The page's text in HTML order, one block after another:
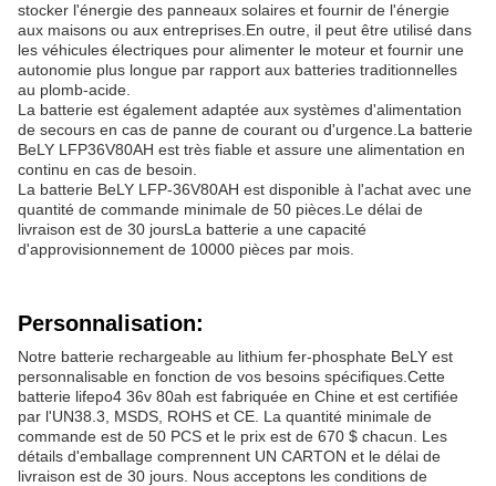
stocker l'énergie des panneaux solaires et fournir de l'énergie
aux maisons ou aux entreprises.En outre, il peut être utilisé dans
les véhicules électriques pour alimenter le moteur et fournir une
autonomie plus longue par rapport aux batteries traditionnelles
au plomb-acide.
La batterie est également adaptée aux systèmes d'alimentation
de secours en cas de panne de courant ou d'urgence.La batterie
BeLY LFP36V80AH est très fiable et assure une alimentation en
continu en cas de besoin.
La batterie BeLY LFP-36V80AH est disponible à l'achat avec une
quantité de commande minimale de 50 pièces.Le délai de
livraison est de 30 joursLa batterie a une capacité
d'approvisionnement de 10000 pièces par mois.
Personnalisation:
Notre batterie rechargeable au lithium fer-phosphate BeLY est
personnalisable en fonction de vos besoins spécifiques.Cette
batterie lifepo4 36v 80ah est fabriquée en Chine et est certifiée
par l'UN38.3, MSDS, ROHS et CE. La quantité minimale de
commande est de 50 PCS et le prix est de 670 $ chacun. Les
détails d'emballage comprennent UN CARTON et le délai de
livraison est de 30 jours. Nous acceptons les conditions de